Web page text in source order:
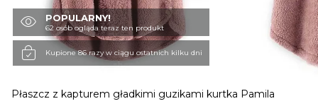
KURTKI I PŁASZCZE
POPULARNY!
62 osób ogląda teraz ten produkt
Kupione 86 razy w ciągu ostatnich kilku dni
Płaszcz z kapturem gładkimi guzikami kurtka Pamila